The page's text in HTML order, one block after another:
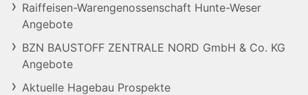
Raiffeisen-Warengenossenschaft Hunte-Weser
Angebote
BZN BAUSTOFF ZENTRALE NORD GmbH & Co. KG
Angebote
Aktuelle Hagebau Prospekte